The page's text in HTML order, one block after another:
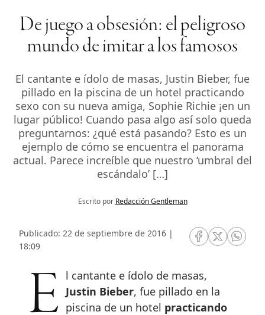
De juego a obsesión: el peligroso
mundo de imitar a los famosos
El cantante e ídolo de masas, Justin Bieber, fue
pillado en la piscina de un hotel practicando
sexo con su nueva amiga, Sophie Richie ¡en un
lugar público! Cuando pasa algo así solo queda
preguntarnos: ¿qué está pasando? Esto es un
ejemplo de cómo se encuentra el panorama
actual. Parece increíble que nuestro ‘umbral del
escándalo’ […]
Escrito por Redacción Gentleman
Publicado: 22 de septiembre de 2016 |
18:09
RRSS Facebook
RRSSRRSS
El cantante e ídolo de masas,
Justin Bieber, fue pillado en la
piscina de un hotel practicando